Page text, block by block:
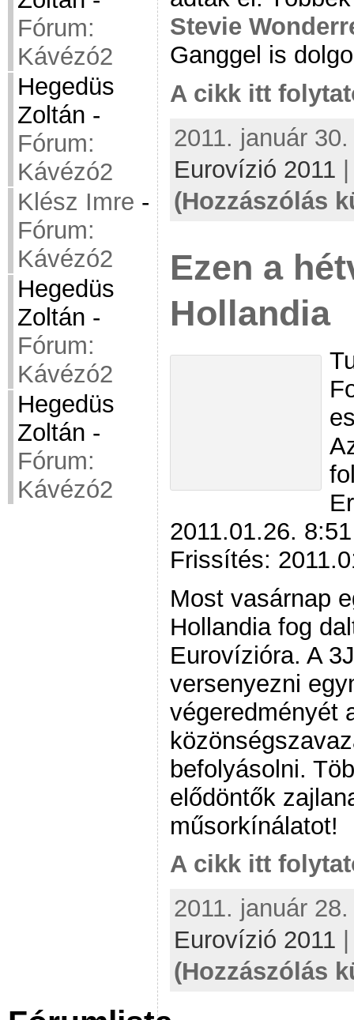
Fórum:
Kávézó2
Hegedüs
Zoltán -
Fórum:
Kávézó2
Klész Imre -
Fórum:
Kávézó2
Hegedüs
Zoltán -
Fórum:
Kávézó2
Hegedüs
Zoltán -
Fórum:
Kávézó2
Stevie
Ganggel is
A cikk itt
2011. január
Eurovízió 2011
(Hozzászólás
Ezen a
Hollandia
2011.01.26. 8:51
Frissítés:
Most vasárnap
Hollandia fog
Eurovízióra. A
versenyezni
végeredményét
befolyásolni.
elődöntők
műsorkínálatot!
A cikk itt
2011. január
Eurovízió 2011
(Hozzászólás